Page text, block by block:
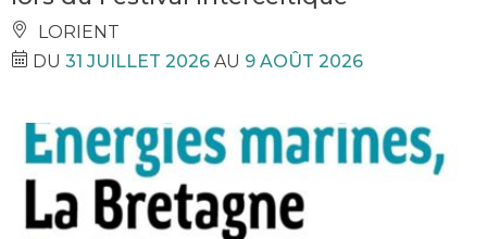
LORIENT
DU 31 JUILLET 2026 AU 9 AOÛT 2026